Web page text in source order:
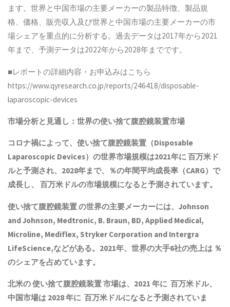
ます。世界と中国市場の主要メーカーの製品特徴、製品規
格、価格、販売収入及び世界と中国市場の主要メーカーの市
場シェアを重点的に分析する。過去データは2017年から2021
年まで、予測データは2022年から2028年までです。
■レポートの詳細内容・お申込みはこちら
https://www.qyresearch.co.jp/reports/246418/disposable-
laparoscopic-devices
市場分析と見通し：世界の使い捨て腹腔鏡装置市場
コロナ禍によって、使い捨て腹腔鏡装置（Disposable
Laparoscopic Devices）の世界市場規模は2021年に 百万米ド
ルと予測され、2028年まで、％の年間平均成長率（CARG）で
成長し、 百万米ドルの市場規模になると予測されています。
使い捨て腹腔鏡装置 の世界の主要メーカーには、Johnson
and Johnson, Medtronic, B. Braun, BD, Applied Medical,
Microline, Mediflex, Stryker Corporation and Intergra
LifeScience,などがある。2021年、世界の大手6社の売上は ％
のシェアを占めています。
北米の 使い捨て腹腔鏡装置 市場は、2021 年に 百万米ドル、
中国市場は 2028 年に 百万米ドルになると予測されていま